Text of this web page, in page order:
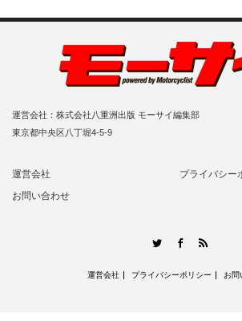
運営会社：株式会社八重洲出版 モーサイ編集部
東京都中央区八丁堀4-5-9
運営会社
プライバシー
お問い合わせ
TwitterFacebook
運営会社 プライバシーポリシー お問